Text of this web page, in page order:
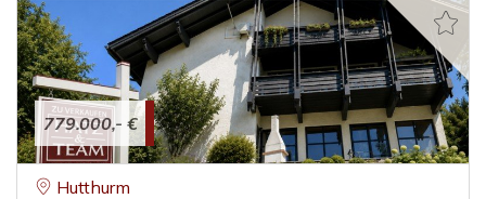
779.000,- €
Hutthurm